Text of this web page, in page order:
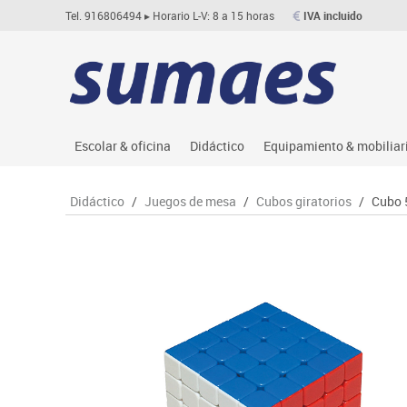
Tel. 916806494▸ Horario L-V: 8 a 15 horas IVA incluido
Escolar & oficina
Archivo
Material escolar
Plastifica, encuaderna, destruye
Didáctico
Asociación y atención
Espacios multisensoriales
Juegos heurísticos
Juegos de mesa
Juegos simbólicos
Equipamiento &
Aulas entornos
Percheros, baldas y
Pizarras, vitrinas y
Sillas, bancos y taburetes
Didáctico / Juegos de mesa / Cubos giratorios / Cubo